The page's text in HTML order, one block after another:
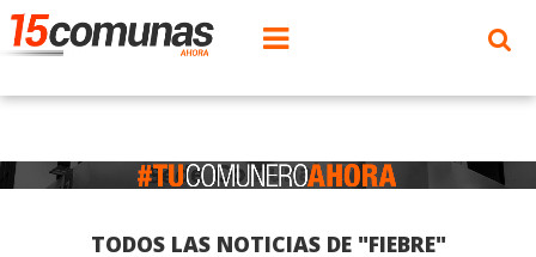
TODOS LAS NOTICIAS DE "FIEBRE"